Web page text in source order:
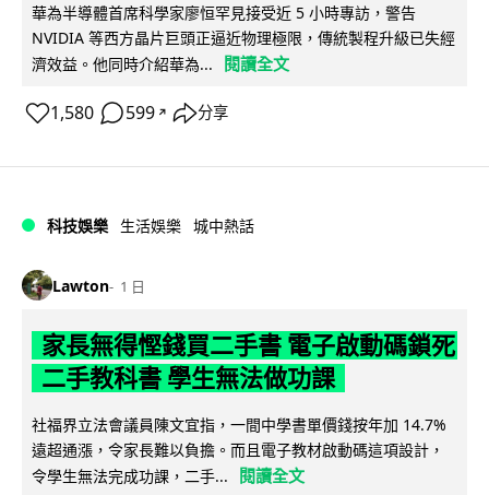
華為半導體首席科學家廖恒罕見接受近 5 小時專訪，警告
NVIDIA 等西方晶片巨頭正逼近物理極限，傳統製程升級已失經
濟效益。他同時介紹華為...
閱讀全文
1,580 599 ↗ 分享
科技娛樂 生活娛樂 城中熱話
Lawton 1 日
家長無得慳錢買二手書 電子啟動碼鎖死
二手教科書 學生無法做功課
社福界立法會議員陳文宜指，一間中學書單價錢按年加 14.7%
遠超通漲，令家長難以負擔。而且電子教材啟動碼這項設計，
令學生無法完成功課，二手...
閱讀全文